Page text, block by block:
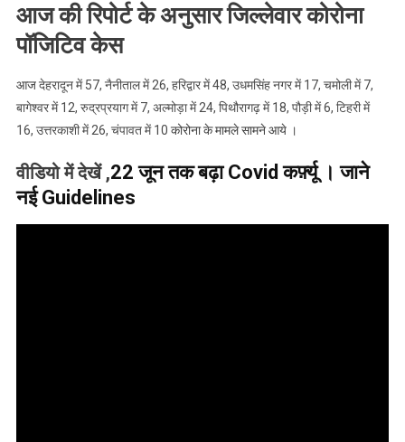
आज की रिपोर्ट के अनुसार जिल्लेवार कोरोना
पॉजिटिव केस
आजदेहरादून में 57, नैनीताल में 26, हरिद्वार में 48, उधमसिंह नगर में 17, चमोली में 7,
बागेश्वर में 12, रुद्रप्रयाग में 7, अल्मोड़ा में 24, पिथौरागढ़ में 18, पौड़ी में 6, टिहरी में
16, उत्तरकाशी में 26, चंपावत में 10 कोरोना के मामले सामने आये ।
वीडियो में देखें ,22 जून तक बढ़ा Covid कर्फ़्यू । जाने
नई Guidelines